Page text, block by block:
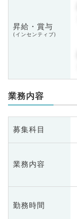
昇給・賞与
(インセンティブ)
業務内容
募集科目
業務内容
勤務時間